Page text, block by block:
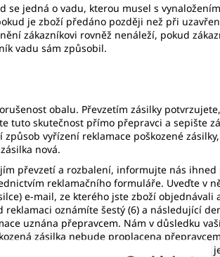
jedná o vadu, kterou musel s
je zboží předáno později než při
zákazníkovi rovněž nenáleží, pokud
vadu sám způsobil.
obalu. Převzetím zásilky
tuto skutečnost přímo přepravci a sepište
vyřízení reklamace poškozené
nová.
převzetí a rozbalení, informujte nás ihned
reklamačního formuláře. Uveďte v
e-mail, ze kterého jste zboží objednávali
oznámíte šestý (6) a následující
uznána přepravcem. Nám v důsledku
zásilka nebude proplacena
vás vymáhat. Zásilku uchovejte a proveďte